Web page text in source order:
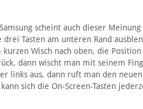
scheint auch dieser Meinung
Tasten am unteren Rand
Wisch nach oben, die
dann wischt man mit seinem
links aus, dann ruft man den neuen
sich die On-Screen-Tasten